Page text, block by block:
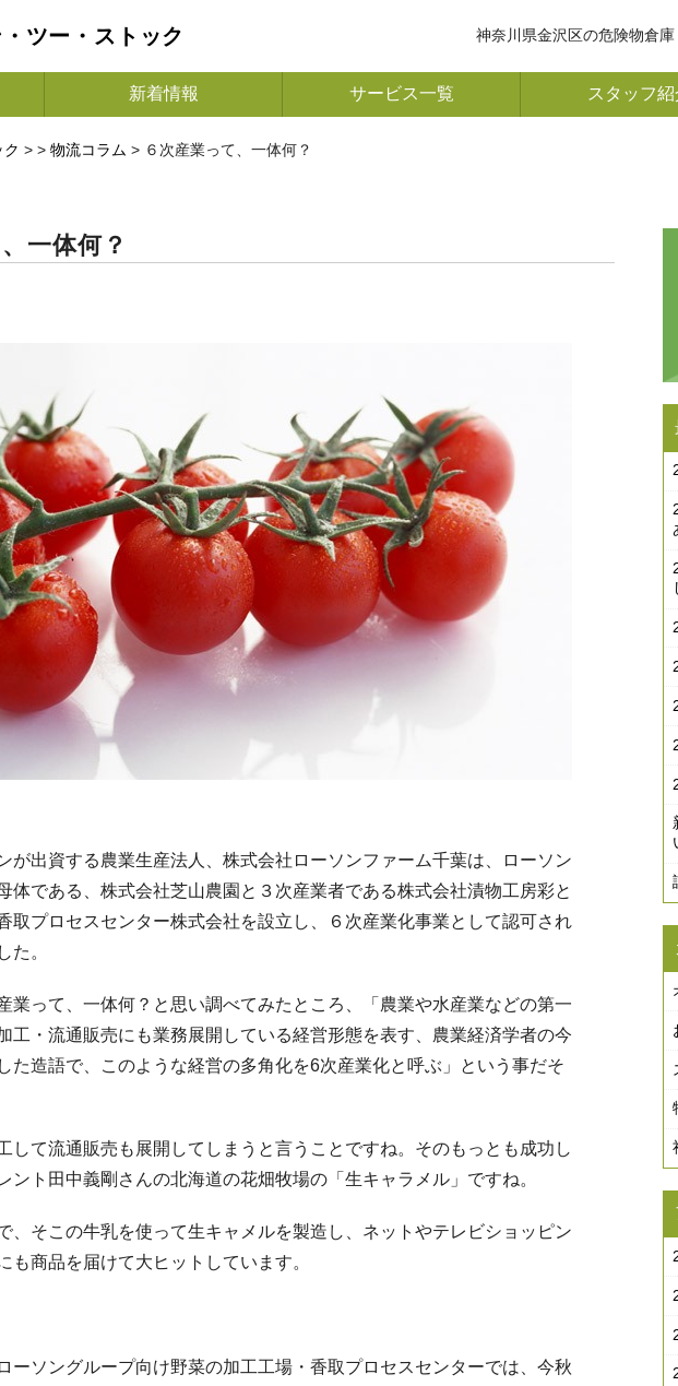
ツー・ストック 神奈川県金沢区の危険物倉
新着情報 サービス一覧 スタッフ紹
> > 物流コラム > ６次産業って、一体何？
一体何？
が出資する農業生産法人、株式会社ローソンファーム千葉は、ローソン
体である、株式会社芝山農園と３次産業者である株式会社漬物工房彩と
取プロセスセンター株式会社を設立し、６次産業化事業として認可され
た。
業って、一体何？と思い調べてみたところ、「農業や水産業などの第一
工・流通販売にも業務展開している経営形態を表す、農業経済学者の今
た造語で、このような経営の多角化を6次産業化と呼ぶ」という事だそ
して流通販売も展開してしまうと言うことですね。そのもっとも成功し
ント田中義剛さんの北海道の花畑牧場の「生キャラメル」ですね。
、そこの牛乳を使って生キャメルを製造し、ネットやテレビショッピン
も商品を届けて大ヒットしています。
ーソングループ向け野菜の加工工場・香取プロセスセンターでは、今秋